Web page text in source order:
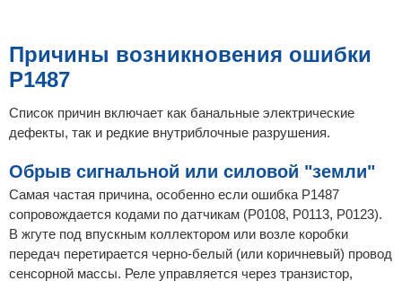
Причины возникновения ошибки
P1487
Список причин включает как банальные электрические
дефекты, так и редкие внутриблочные разрушения.
Обрыв сигнальной или силовой "земли"
Самая частая причина, особенно если ошибка P1487
сопровождается кодами по датчикам (P0108, P0113, P0123).
В жгуте под впускным коллектором или возле коробки
передач перетирается черно-белый (или коричневый) провод
сенсорной массы. Реле управляется через транзистор,